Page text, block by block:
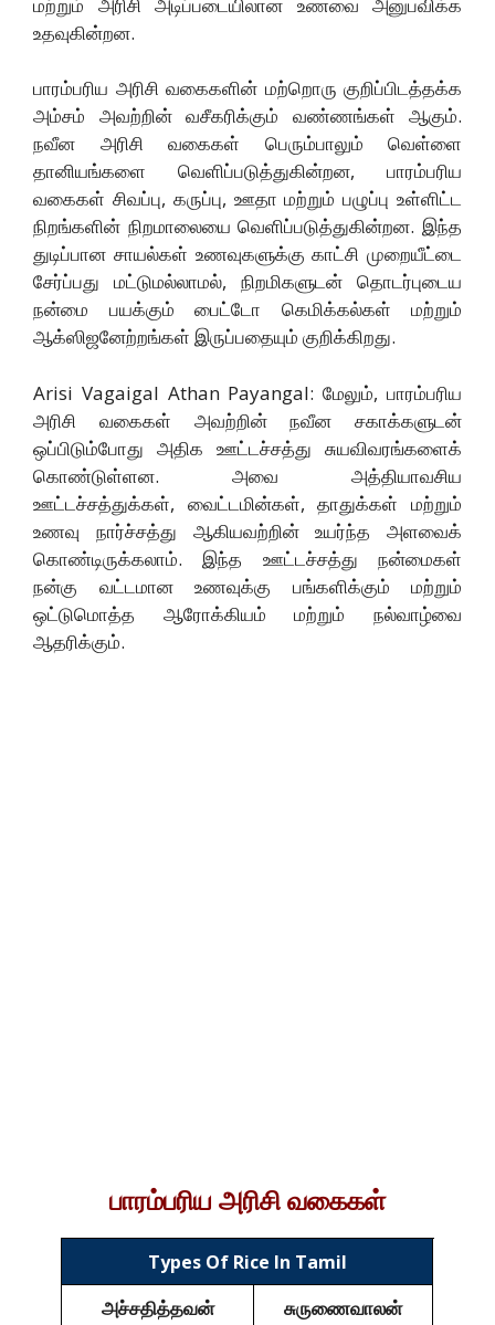
உதவுகின்றன.
பாரம்பரிய அரிசி வகைகளின் மற்றொரு குறிப்பிடத்தக்க
அம்சம் அவற்றின் வசீகரிக்கும் வண்ணங்கள் ஆகும்.
நவீன அரிசி வகைகள் பெரும்பாலும் வெள்ளை
தானியங்களை வெளிப்படுத்துகின்றன, பாரம்பரிய
வகைகள் சிவப்பு, கருப்பு, ஊதா மற்றும் பழுப்பு உள்ளிட்ட
நிறங்களின் நிறமாலையை வெளிப்படுத்துகின்றன. இந்த
துடிப்பான சாயல்கள் உணவுகளுக்கு காட்சி முறையீட்டை
சேர்ப்பது மட்டுமல்லாமல், நிறமிகளுடன் தொடர்புடைய
நன்மை பயக்கும் பைட்டோ கெமிக்கல்கள் மற்றும்
ஆக்ஸிஜனேற்றங்கள் இருப்பதையும் குறிக்கிறது.
Arisi Vagaigal Athan Payangal: மேலும், பாரம்பரிய
அரிசி வகைகள் அவற்றின் நவீன சகாக்களுடன்
ஒப்பிடும்போது அதிக ஊட்டச்சத்து சுயவிவரங்களைக்
கொண்டுள்ளன. அவை அத்தியாவசிய
ஊட்டச்சத்துக்கள், வைட்டமின்கள், தாதுக்கள் மற்றும்
உணவு நார்ச்சத்து ஆகியவற்றின் உயர்ந்த அளவைக்
கொண்டிருக்கலாம். இந்த ஊட்டச்சத்து நன்மைகள்
நன்கு வட்டமான உணவுக்கு பங்களிக்கும் மற்றும்
ஒட்டுமொத்த ஆரோக்கியம் மற்றும் நல்வாழ்வை
ஆதரிக்கும்.
பாரம்பரிய அரிசி வகைகள்
Types Of Rice In Tamil
அச்சதித்தவன்
சுருணைவாலன்